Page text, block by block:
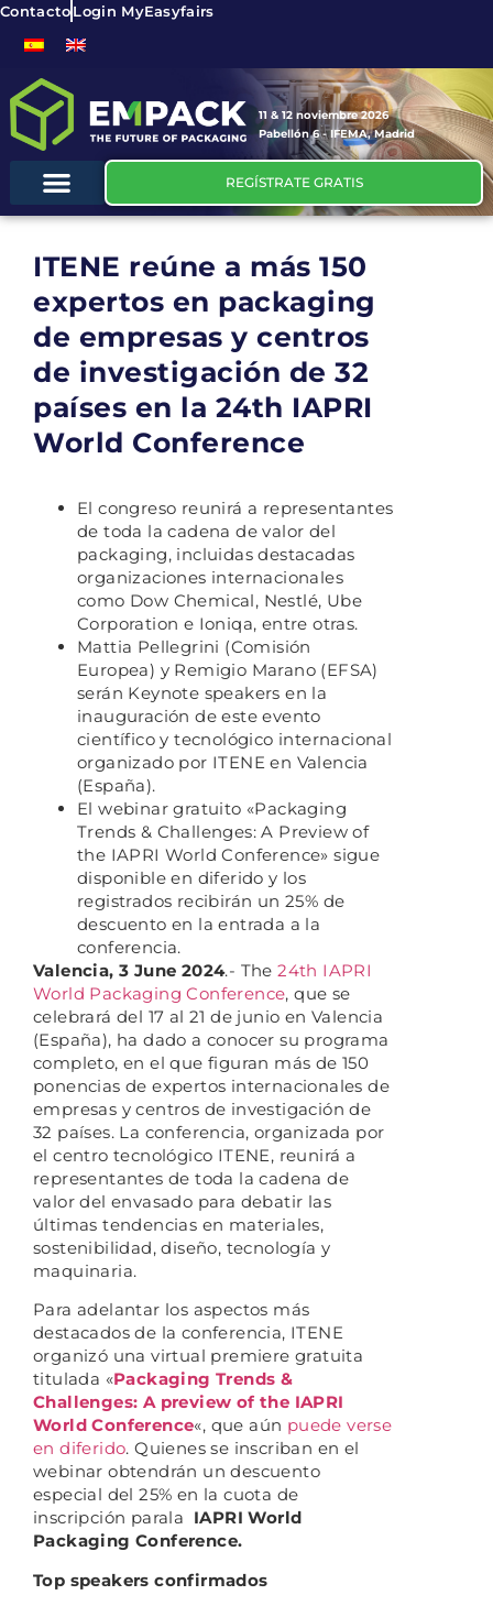
ContactoLogin MyEasyfairs
11 & 12 noviembre 2026
Pabellón 6 - IFEMA, Madrid
REGÍSTRATE GRATIS
ITENE reúne a más 150
expertos en packaging
de empresas y centros
de investigación de 32
países en la 24th IAPRI
World Conference
El congreso reunirá a representantes
de toda la cadena de valor del
packaging, incluidas destacadas
organizaciones internacionales
como Dow Chemical, Nestlé, Ube
Corporation e Ioniqa, entre otras.
Mattia Pellegrini (Comisión
Europea) y Remigio Marano (EFSA)
serán Keynote speakers en la
inauguración de este evento
científico y tecnológico internacional
organizado por ITENE en Valencia
(España).
El webinar gratuito «Packaging
Trends & Challenges: A Preview of
the IAPRI World Conference» sigue
disponible en diferido y los
registrados recibirán un 25% de
descuento en la entrada a la
conferencia.
Valencia, 3 June 2024.- The24th IAPRI
World Packaging Conference, que se
celebrará del 17 al 21 de junio en Valencia
(España), ha dado a conocer su programa
completo, en el que figuran más de 150
ponencias de expertos internacionales de
empresas y centros de investigación de
32 países. La conferencia, organizada por
el centro tecnológico ITENE, reunirá a
representantes de toda la cadena de
valor del envasado para debatir las
últimas tendencias en materiales,
sostenibilidad, diseño, tecnología y
maquinaria.
Para adelantar los aspectos más
destacados de la conferencia, ITENE
organizó una virtual premiere gratuita
titulada «Packaging Trends &
Challenges: A preview of the IAPRI
World Conference«, que aún puede verse
en diferido. Quienes se inscriban en el
webinar obtendrán un descuento
especial del 25% en la cuota de
inscripción parala IAPRI World
Packaging Conference.
Top speakers confirmados